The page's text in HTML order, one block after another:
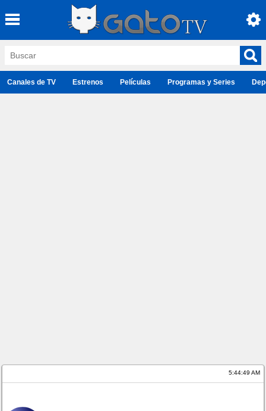
Canales de TV Estrenos Películas Programas y Series
5:44:50 AM